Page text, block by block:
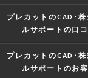
プレカットのCAD･
ルサポートの口
プレカットのCAD･
ルサポートのお